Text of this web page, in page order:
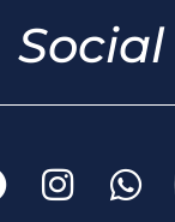
Social